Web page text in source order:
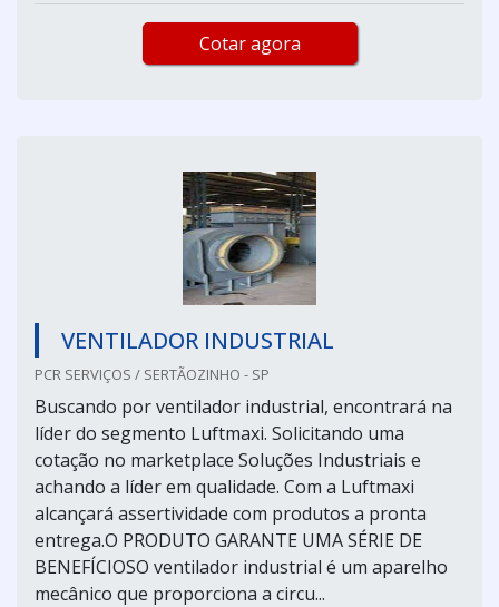
Cotar agora
VENTILADOR INDUSTRIAL
PCR SERVIÇOS / SERTÃOZINHO - SP
Buscando por ventilador industrial, encontrará na
líder do segmento Luftmaxi. Solicitando uma
cotação no marketplace Soluções Industriais e
achando a líder em qualidade. Com a Luftmaxi
alcançará assertividade com produtos a pronta
entrega.O PRODUTO GARANTE UMA SÉRIE DE
BENEFÍCIOSO ventilador industrial é um aparelho
mecânico que proporciona a circu...